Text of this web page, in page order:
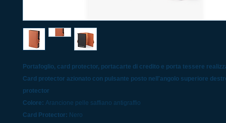
Portafoglio, card protector, portacarte di credito e porta tessere
Card protector azionato con pulsante posto nell'angolo superiore
protector
Colore: Arancione pelle saffiano antigraffio
Card Protector: Nero